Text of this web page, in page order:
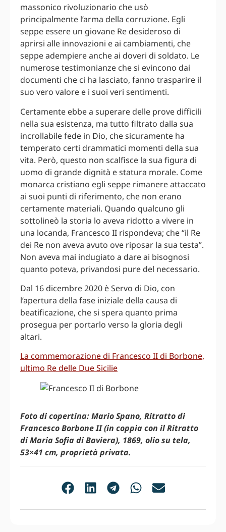
massonico rivoluzionario che usò
principalmente l’arma della corruzione. Egli
seppe essere un giovane Re desideroso di
aprirsi alle innovazioni e ai cambiamenti, che
seppe adempiere anche ai doveri di soldato. Le
numerose testimonianze che si evincono dai
documenti che ci ha lasciato, fanno trasparire il
suo vero valore e i suoi veri sentimenti.
Certamente ebbe a superare delle prove difficili
nella sua esistenza, ma tutto filtrato dalla sua
incrollabile fede in Dio, che sicuramente ha
temperato certi drammatici momenti della sua
vita. Però, questo non scalfisce la sua figura di
uomo di grande dignità e statura morale. Come
monarca cristiano egli seppe rimanere attaccato
ai suoi punti di riferimento, che non erano
certamente materiali. Quando qualcuno gli
sottolineò la storia lo aveva ridotto a vivere in
una locanda, Francesco II rispondeva; che “il Re
dei Re non aveva avuto ove riposar la sua testa”.
Non aveva mai indugiato a dare ai bisognosi
quanto poteva, privandosi pure del necessario.
Dal 16 dicembre 2020 è Servo di Dio, con
l’apertura della fase iniziale della causa di
beatificazione, che si spera quanto prima
prosegua per portarlo verso la gloria degli
altari.
La commemorazione di Francesco II di Borbone,
ultimo Re delle Due Sicilie
Foto di copertina: Mario Spano, Ritratto di
Francesco Borbone II (in coppia con il Ritratto
di Maria Sofia di Baviera), 1869, olio su tela,
53×41 cm, proprietà privata.